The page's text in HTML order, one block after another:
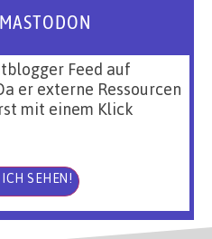
Feed auf
er externe Ressourcen
mit einem Klick
SEHEN!